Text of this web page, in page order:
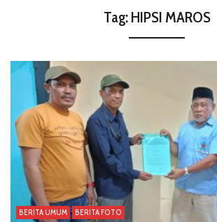
Tag:HIPSI MAROS
BERITA UMUM BERITA FOTO